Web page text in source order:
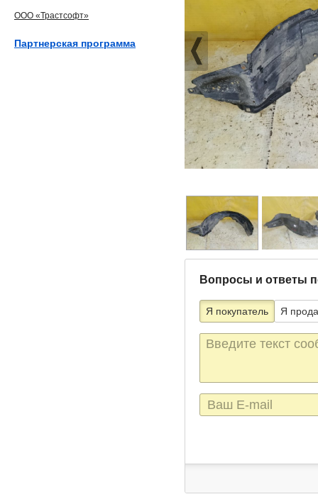
Вопросы и ответы
Я покупатель Я
Текст
сообщения
E-
mail
ООО «Трастсофт»
Партнерская программа